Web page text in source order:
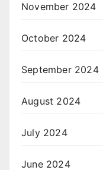
November 2024
October 2024
September 2024
August 2024
July 2024
June 2024